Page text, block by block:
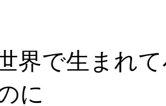
界で生まれ
に